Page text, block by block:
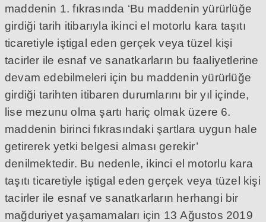
maddenin 1. fıkrasında ‘Bu maddenin yürürlüğe
girdiği tarih itibarıyla ikinci el motorlu kara taşıtı
ticaretiyle iştigal eden gerçek veya tüzel kişi
tacirler ile esnaf ve sanatkarların bu faaliyetlerine
devam edebilmeleri için bu maddenin yürürlüğe
girdiği tarihten itibaren durumlarını bir yıl içinde,
lise mezunu olma şartı hariç olmak üzere 6.
maddenin birinci fıkrasındaki şartlara uygun hale
getirerek yetki belgesi alması gerekir’
denilmektedir. Bu nedenle, ikinci el motorlu kara
taşıtı ticaretiyle iştigal eden gerçek veya tüzel kişi
tacirler ile esnaf ve sanatkarların herhangi bir
mağduriyet yaşamamaları için 13 Ağustos 2019